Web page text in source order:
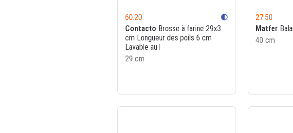
60.20 contrast
Contacto Brosse à farine 29x3
cm Longueur des poils 6 cm
Lavable au l
29 cm
27.50
Matfer
40 cm